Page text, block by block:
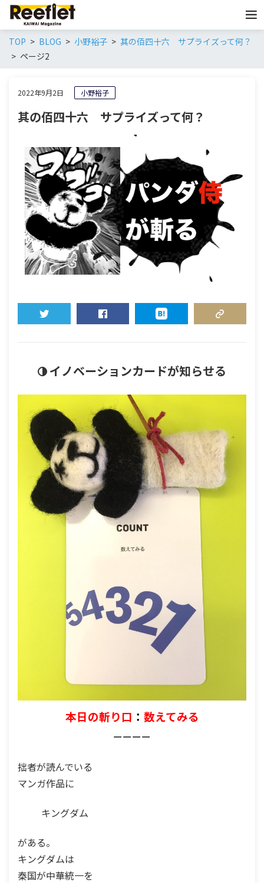
TOP BLOG 小野裕子
其の佰四十六 サプライズって何？
ページ2
2022年9月2日 小野裕子
其の佰四十六 サプライズって何？
イノベーションカードが知らせる
本日の斬り口 ： 数えてみる
ーーーー
拙者が読んでいる
マンガ作品に
キングダム
がある。
キングダムは
秦国が中華統一を